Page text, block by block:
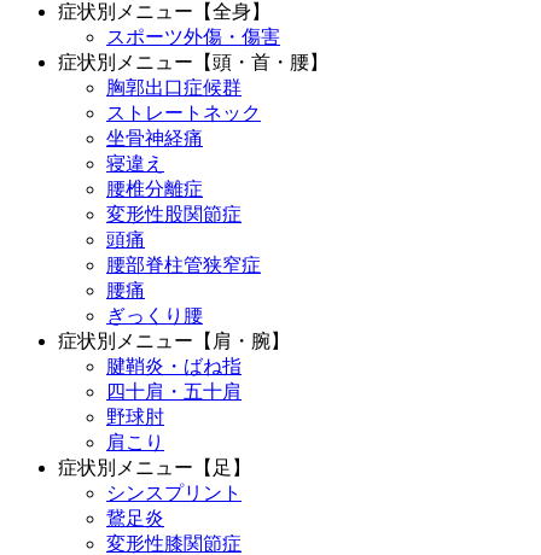
症状別メニュー【全身】
スポーツ外傷・傷害
症状別メニュー【頭・首・腰】
胸郭出口症候群
ストレートネック
坐骨神経痛
寝違え
腰椎分離症
変形性股関節症
頭痛
腰部脊柱管狭窄症
腰痛
ぎっくり腰
症状別メニュー【肩・腕】
腱鞘炎・ばね指
四十肩・五十肩
野球肘
肩こり
症状別メニュー【足】
シンスプリント
鵞足炎
変形性膝関節症